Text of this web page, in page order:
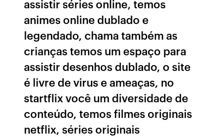
assistir séries online, temos
animes online dublado e
legendado, chama também as
crianças temos um espaço para
assistir desenhos dublado, o site
é livre de virus e ameaças, no
startflix você um diversidade de
conteúdo, temos filmes originais
netflix, séries originais